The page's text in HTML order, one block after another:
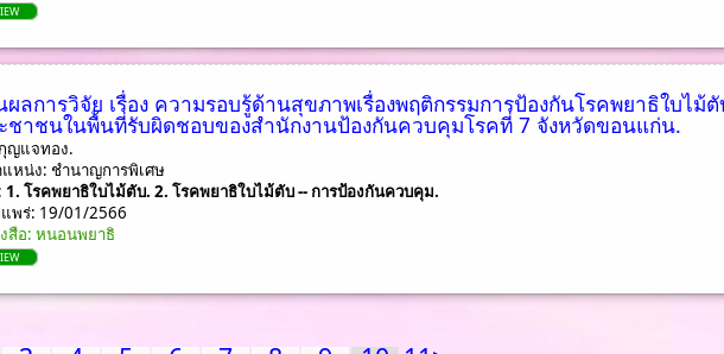
ผลการวิจัย เรื่อง ความรอบรู้ด้านสุขภาพเรื่องพฤติกรรมการป้องกันโรคพยาธิใบไม้
ชาชนในพื้นที่รับผิดชอบของสำนักงานป้องกันควบคุมโรคที่ 7 จังหวัดขอนแก่น.
ญแจทอง.
แหน่ง: ชํานาญการพิเศษ
1. โรคพยาธิใบไม้ตับ. 2. โรคพยาธิใบไม้ตับ -- การป้องกันควบคุม.
พร่: 19/01/2566
สือ: หนอนพยาธิ